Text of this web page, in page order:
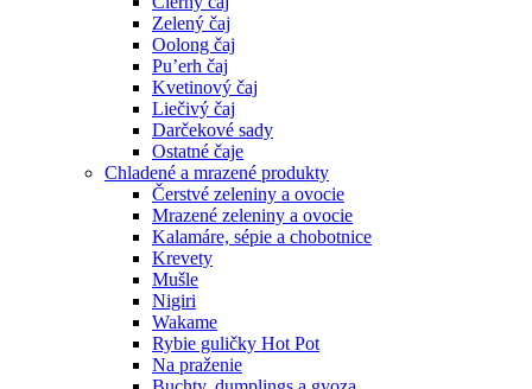
Zelený čaj
Oolong čaj
Pu’erh čaj
Kvetinový čaj
Liečivý čaj
Darčekové sady
Ostatné čaje
Chladené a mrazené produkty
Čerstvé zeleniny a ovocie
Mrazené zeleniny a ovocie
Kalamáre, sépie a chobotnice
Krevety
Mušle
Nigiri
Wakame
Rybie guličky Hot Pot
Na praženie